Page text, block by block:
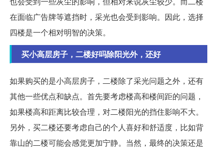
在面临广告牌等遮挡时，采光也会受到影响。因此，选择
四楼是一个相对明智的决策。
买小高层房子，二楼好吗除阳光外，还好
如果购买的是小高层房子，二楼除了采光问题之外，还有
其他一些优点和缺点。首先要考虑楼高和楼间距的问题，
如果楼高和距离比较合理，对二楼阳光的挡住影响不大。
另外，买二楼还要考虑自己的个人喜好和舒适度，比如背
靠山的二楼可能会感觉更加宁静。当然，最终的决策还是